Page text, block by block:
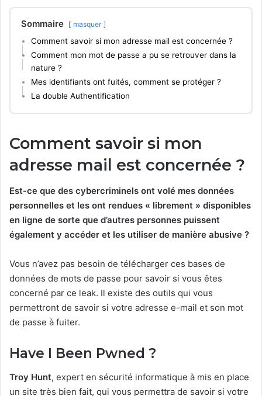
Sommaire masquer
Comment savoir si mon adresse mail est concernée ?
Comment mon mot de passe a pu se retrouver dans la
nature ?
Mes identifiants ont fuités, comment se protéger ?
La double Authentification
Comment savoir si mon
adresse mail est concernée ?
Est-ce que des cybercriminels ont volé mes données
personnelles et les ont rendues « librement » disponibles
en ligne de sorte que d’autres personnes puissent
également y accéder et les utiliser de manière abusive ?
Vous n’avez pas besoin de télécharger ces bases de
données de mots de passe pour savoir si vous êtes
concerné par ce leak. Il existe des outils qui vous
permettront de savoir si votre adresse e-mail et son mot
de passe à fuiter.
Have I Been Pwned ?
Troy Hunt, expert en sécurité informatique à mis en place
un site très bien fait, qui vous permettra de savoir si votre